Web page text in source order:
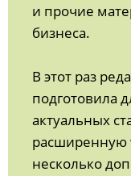
и прочие
бизнеса.
В этот раз
подготовила
актуальных
расширенную
несколько